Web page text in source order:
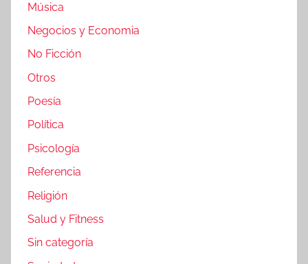
Música
Negocios y Economia
No Ficción
Otros
Poesía
Política
Psicología
Referencia
Religión
Salud y Fitness
Sin categoría